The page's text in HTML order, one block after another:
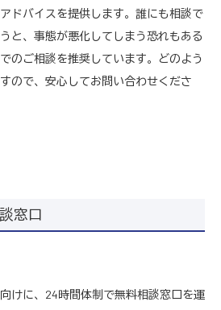
ドバイスを提供します。誰にも相談で
と、事態が悪化してしまう恐れもある
のご相談を推奨しています。どのよう
ので、安心してお問い合わせくださ
窓口
けに、24時間体制で無料相談窓口を運